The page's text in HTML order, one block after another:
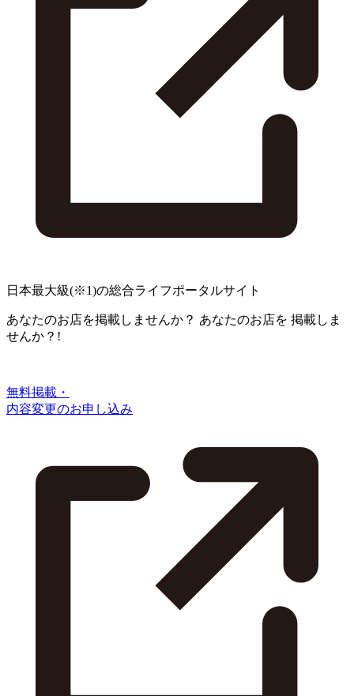
日本最大級(※1)の総合ライフポータルサイト
あなたのお店を掲載しませんか？ あなたのお店を 掲載しま
せんか？!
無料掲載・
内容変更のお申し込み